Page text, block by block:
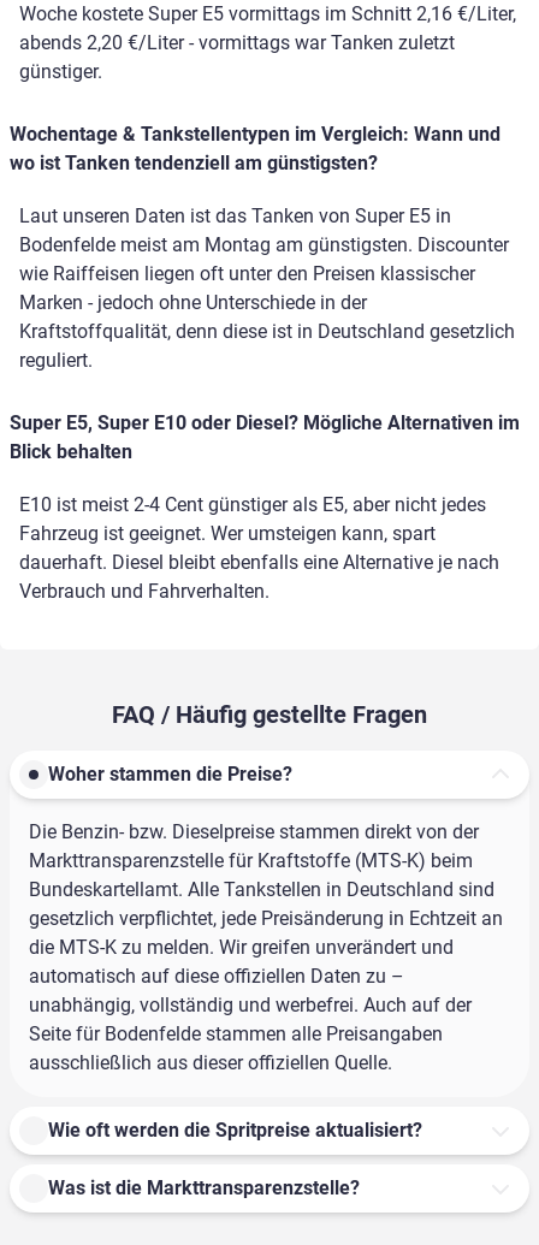
Woche kostete Super E5 vormittags im Schnitt 2,16 €/Liter,
abends 2,20 €/Liter - vormittags war Tanken zuletzt
günstiger.
Wochentage & Tankstellentypen im Vergleich: Wann und
wo ist Tanken tendenziell am günstigsten?
Laut unseren Daten ist das Tanken von Super E5 in
Bodenfelde meist am Montag am günstigsten. Discounter
wie Raiffeisen liegen oft unter den Preisen klassischer
Marken - jedoch ohne Unterschiede in der
Kraftstoffqualität, denn diese ist in Deutschland gesetzlich
reguliert.
Super E5, Super E10 oder Diesel? Mögliche Alternativen im
Blick behalten
E10 ist meist 2-4 Cent günstiger als E5, aber nicht jedes
Fahrzeug ist geeignet. Wer umsteigen kann, spart
dauerhaft. Diesel bleibt ebenfalls eine Alternative je nach
Verbrauch und Fahrverhalten.
FAQ / Häufig gestellte Fragen
Woher stammen die Preise?
Die Benzin- bzw. Dieselpreise stammen direkt von der
Markttransparenzstelle für Kraftstoffe (MTS-K) beim
Bundeskartellamt. Alle Tankstellen in Deutschland sind
gesetzlich verpflichtet, jede Preisänderung in Echtzeit an
die MTS-K zu melden. Wir greifen unverändert und
automatisch auf diese offiziellen Daten zu –
unabhängig, vollständig und werbefrei. Auch auf der
Seite für Bodenfelde stammen alle Preisangaben
ausschließlich aus dieser offiziellen Quelle.
Wie oft werden die Spritpreise aktualisiert?
Was ist die Markttransparenzstelle?